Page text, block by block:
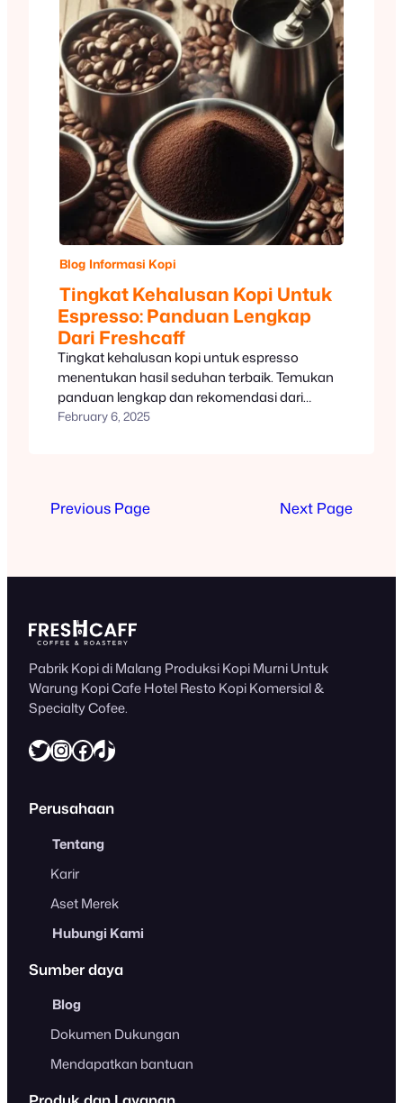
Blog Informasi Kopi
Tingkat Kehalusan Kopi Untuk
Espresso: Panduan Lengkap
Dari Freshcaff
Tingkat kehalusan kopi untuk espresso
menentukan hasil seduhan terbaik. Temukan
panduan lengkap dan rekomendasi dari
Freshcaff di sini.
February 6, 2025
Previous Page Next Page
Pabrik Kopi di Malang Produksi Kopi Murni Untuk
Warung Kopi Cafe Hotel Resto Kopi Komersial &
Specialty Cofee.
Twitter InstagramFacebook https://www.tiktok.com/@freshcaff
Perusahaan
Tentang
Karir
Aset Merek
Hubungi Kami
Sumber daya
Blog
Dokumen Dukungan
Mendapatkan bantuan